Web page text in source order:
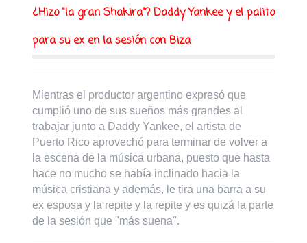
¿Hizo "la gran Shakira"? Daddy Yankee y el palito
para su ex en la sesión con Biza
Mientras el productor argentino expresó que
cumplió uno de sus sueños más grandes al
trabajar junto a Daddy Yankee, el artista de
Puerto Rico aprovechó para terminar de volver a
la escena de la música urbana, puesto que hasta
hace no mucho se había inclinado hacia la
música cristiana y además, le tira una barra a su
ex esposa y la repite y la repite y es quizá la parte
de la sesión que "más suena".